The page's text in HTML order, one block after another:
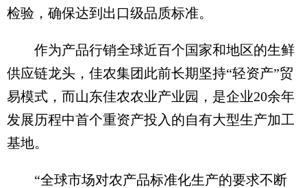
检验，确保达到出口级品质标准。
作为产品行销全球近百个国家和地区的生鲜
供应链龙头，佳农集团此前长期坚持“轻资产”贸
易模式，而山东佳农农业产业园，是企业20余年
发展历程中首个重资产投入的自有大型生产加工
基地。
“全球市场对农产品标准化生产的要求不断